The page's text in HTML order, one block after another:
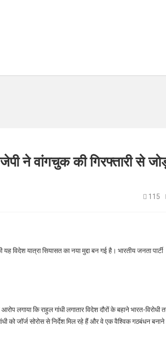
ने वांगचुक की गिरफ्तारी से
115
विदेश यात्रा सियासत का नया मुद्दा बन गई है। भारतीय जनता पार्टी
लगाया कि राहुल गांधी लगातार विदेश दौरों के बहाने भारत-विरोधी
को जॉर्ज सोरोस से निर्देश मिल रहे हैं और वे एक वैश्विक गठबंधन बनाने